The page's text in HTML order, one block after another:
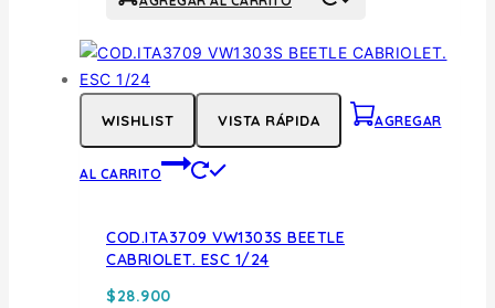
WISHLIST VISTA RÁPIDA AGREGAR
AL CARRITO
COD.ITA3709 VW1303S BEETLE
CABRIOLET. ESC 1/24
$28.900